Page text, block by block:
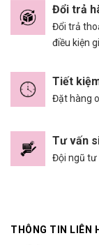
Đổi trả
Đổi trả
điều kiện
Tiết
Đặt hàng
Tư vấn
Đội ngũ tư
THÔNG TIN LIÊN